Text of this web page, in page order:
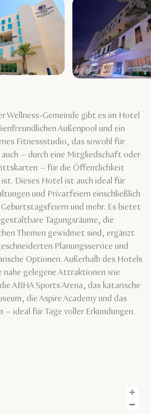
Wellness-Gemeinde gibt es im Hotel
Außenpool und ein
Fitnessstudio, das sowohl für
– durch eine Mitgliedschaft oder
– für die Öffentlichkeit
ist. Dieses Hotel ist auch ideal für
und Privatfeiern einschließlich
und mehr. Es bietet
Tagungsräume, die
Themen gewidmet sind, ergänzt
Planungsservice und
Optionen. Außerhalb des Hotels
nahe gelegene Attraktionen wie
ABHA Sports Arena, das katarische
die Aspire Academy und das
ideal für Tage voller Erkundungen.